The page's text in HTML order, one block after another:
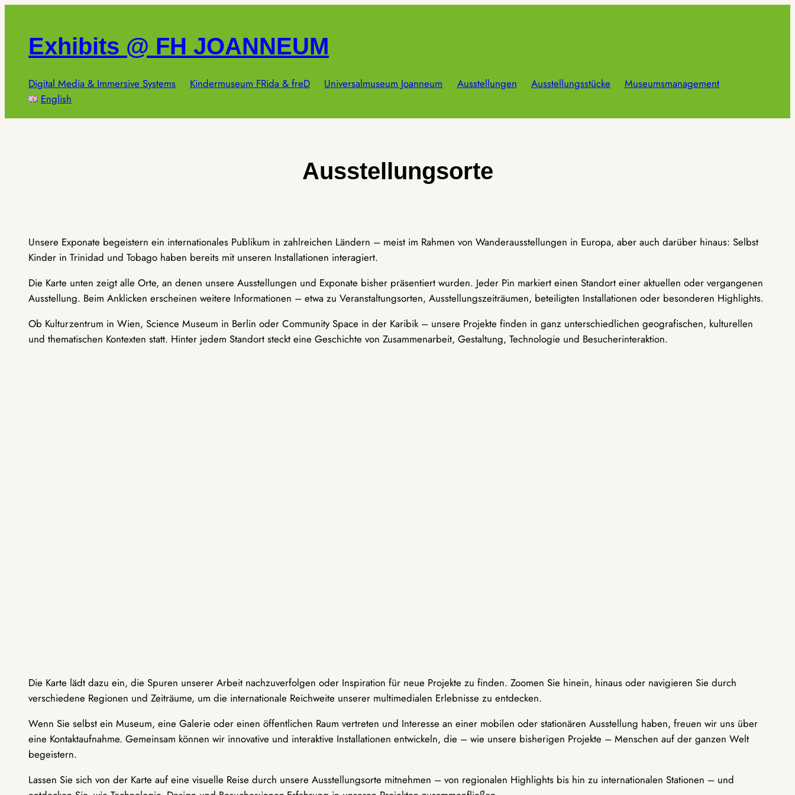
springenExhibits @ FH JOANNEUM
Digital Media & Immersive Systems Kindermuseum FRida & freD Universalmuseum Joanneum Ausstellungen Ausstellungsstücke
Museumsmanagement
English
Ausstellungsorte
Unsere Exponate begeistern ein internationales Publikum in zahlreichen Ländern – meist im Rahmen von Wanderausstellungen in Europa, aber auch darüber hinaus: Selbst
Kinder in Trinidad und Tobago haben bereits mit unseren Installationen interagiert.
Die Karte unten zeigt alle Orte, an denen unsere Ausstellungen und Exponate bisher präsentiert wurden. Jeder Pin markiert einen Standort einer aktuellen oder vergangenen
Ausstellung. Beim Anklicken erscheinen weitere Informationen – etwa zu Veranstaltungsorten, Ausstellungszeiträumen, beteiligten Installationen oder besonderen Highlights.
Ob Kulturzentrum in Wien, Science Museum in Berlin oder Community Space in der Karibik – unsere Projekte finden in ganz unterschiedlichen geografischen, kulturellen
und thematischen Kontexten statt. Hinter jedem Standort steckt eine Geschichte von Zusammenarbeit, Gestaltung, Technologie und Besucherinteraktion.
Die Karte lädt dazu ein, die Spuren unserer Arbeit nachzuverfolgen oder Inspiration für neue Projekte zu finden. Zoomen Sie hinein, hinaus oder navigieren Sie durch
verschiedene Regionen und Zeiträume, um die internationale Reichweite unserer multimedialen Erlebnisse zu entdecken.
Wenn Sie selbst ein Museum, eine Galerie oder einen öffentlichen Raum vertreten und Interesse an einer mobilen oder stationären Ausstellung haben, freuen wir uns über
eine Kontaktaufnahme. Gemeinsam können wir innovative und interaktive Installationen entwickeln, die – wie unsere bisherigen Projekte – Menschen auf der ganzen Welt
begeistern.
Lassen Sie sich von der Karte auf eine visuelle Reise durch unsere Ausstellungsorte mitnehmen – von regionalen Highlights bis hin zu internationalen Stationen – und